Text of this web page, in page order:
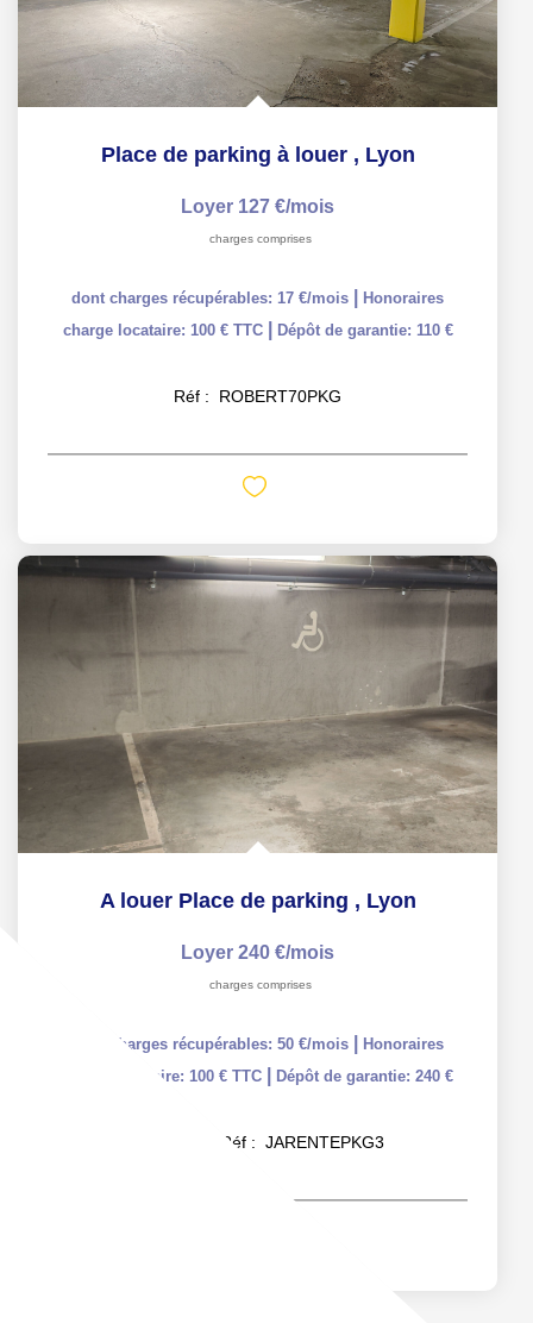
Place de parking à louer , Lyon
Loyer 127 €/mois
charges comprises
dont charges récupérables: 17 €/mois
Honoraires
charge locataire: 100 € TTC
Dépôt de garantie: 110 €
Réf : ROBERT70PKG
A louer Place de parking , Lyon
Loyer 240 €/mois
charges comprises
dont charges récupérables: 50 €/mois
Honoraires
charge locataire: 100 € TTC
Dépôt de garantie: 240 €
Réf : JARENTEPKG3